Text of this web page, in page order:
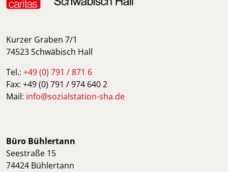
Kurzer Graben 7/1
74523 Schwäbisch Hall
Tel.: +49 (0) 791 / 871 6
Fax: +49 (0) 791 / 974 640 2
Mail: info@sozialstation-sha.de
Büro Bühlertann
Seestraße 15
74424 Bühlertann